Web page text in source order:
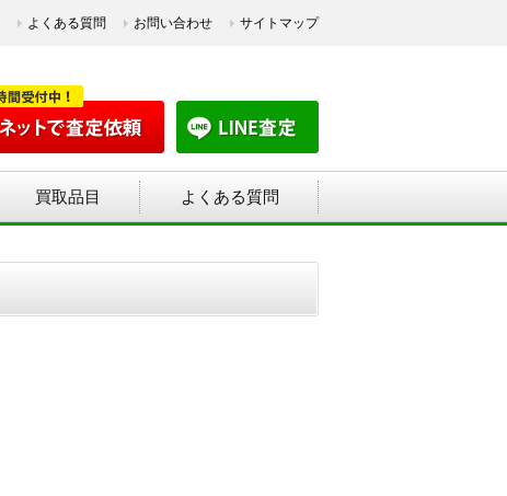
よくある質問 お問い合わせ サイトマップ
買取品目 よくある質問